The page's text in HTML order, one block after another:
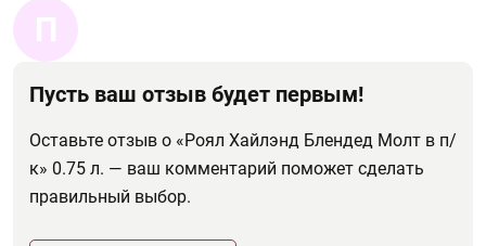
П
Пусть ваш отзыв будет первым!
Оставьте отзыв о «Роял Хайлэнд Блендед Молт в п/
к» 0.75 л. — ваш комментарий поможет сделать
правильный выбор.